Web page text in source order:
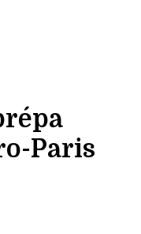
Paris